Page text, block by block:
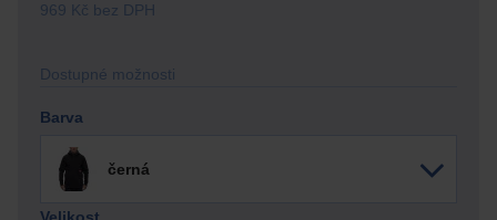
969 Kč bez DPH
Dostupné možnosti
Barva
černá